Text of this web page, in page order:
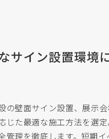
サイン設置環境
の壁面サイン設置、展示
じた最適な施工方法を選